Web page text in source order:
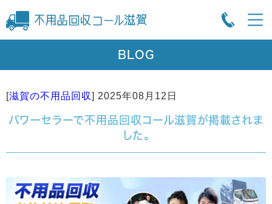
BLOG
[滋賀の不用品回収] 2025年08月12日
パワーセラーで不用品回収コール滋賀が掲載されま
した。